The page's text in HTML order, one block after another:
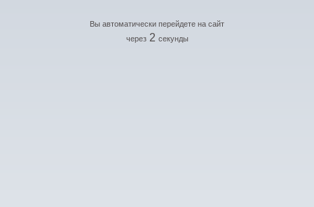
Вы автоматически перейдете на сайт
через 2 секунды